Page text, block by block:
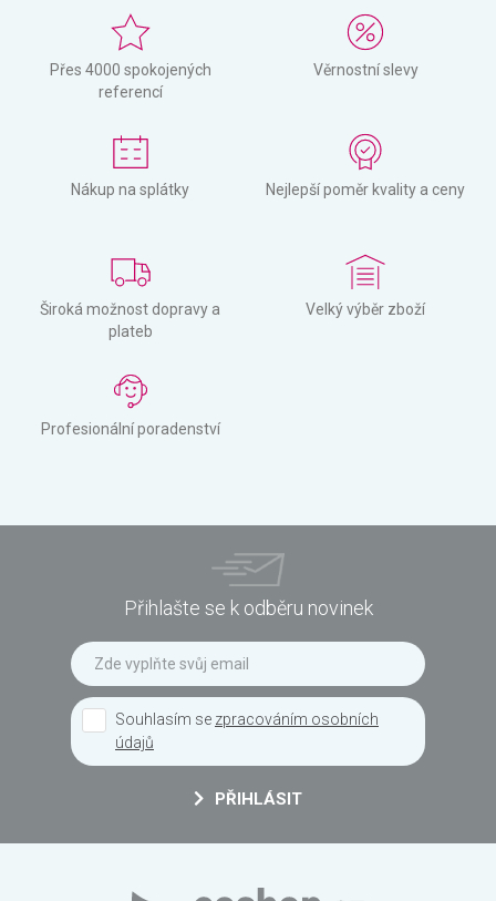
Přes 4000 spokojených
referencí
Věrnostní slevy
Nákup na splátky Nejlepší poměr kvality a ceny
Široká možnost dopravy a
plateb
Velký výběr zboží
Profesionální poradenství
Přihlašte se k odběru novinek
Souhlasím se zpracováním osobních
údajů
PŘIHLÁSIT